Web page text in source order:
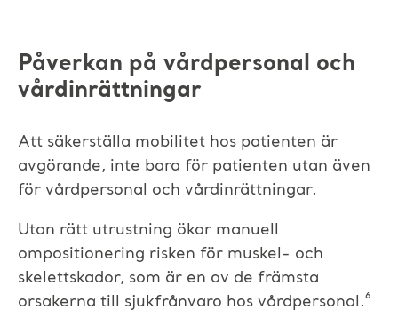
Påverkan på vårdpersonal och
vårdinrättningar
Att säkerställa mobilitet hos patienten är
avgörande, inte bara för patienten utan även
för vårdpersonal och vårdinrättningar.
Utan rätt utrustning ökar manuell
ompositionering risken för muskel- och
skelettskador, som är en av de främsta
orsakerna till sjukfrånvaro hos vårdpersonal.⁶